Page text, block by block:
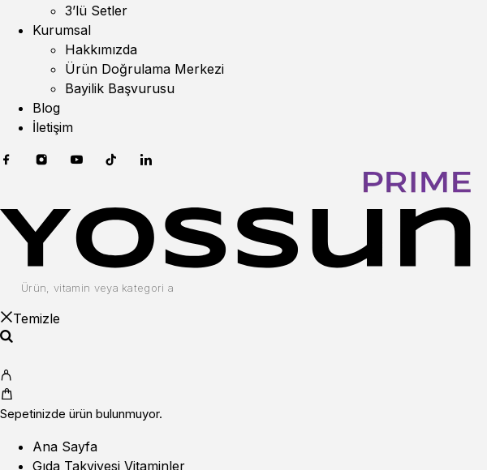
3’lü Setler
Kurumsal
Hakkımızda
Ürün Doğrulama Merkezi
Bayilik Başvurusu
Blog
İletişim
Temizle
Sepetinizde ürün bulunmuyor.
Ana Sayfa
Gıda Takviyesi Vitaminler